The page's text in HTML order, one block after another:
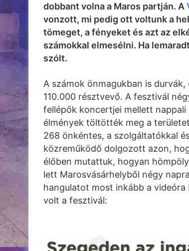
dobbant volna a Maros partján. A
vonzott, mi pedig ott voltunk a
tömeget, a fényeket és azt az
számokkal elmesélni. Ha
szólt.
A számok önmagukban is
110.000 résztvevő. A fesztivál
fellépők koncertjei mellett
élmények töltötték meg a
268 önkéntes, a szolgáltatókkal
közreműködő dolgozott azon,
élőben mutattuk, hogyan
lett Marosvásárhelyből négy
hangulatot most inkább a
volt a fesztivál: